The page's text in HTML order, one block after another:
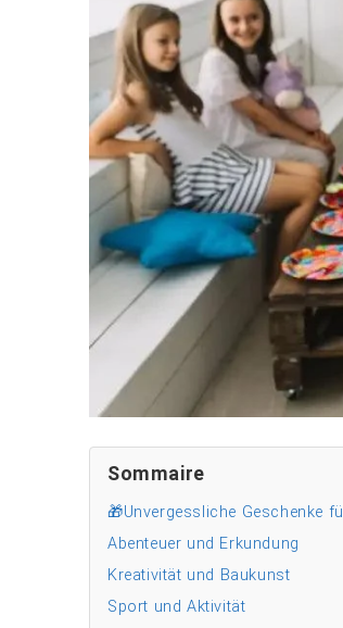
Sommaire
🎁Unvergessliche Geschenke
Abenteuer und Erkundung
Kreativität und Baukunst
Sport und Aktivität